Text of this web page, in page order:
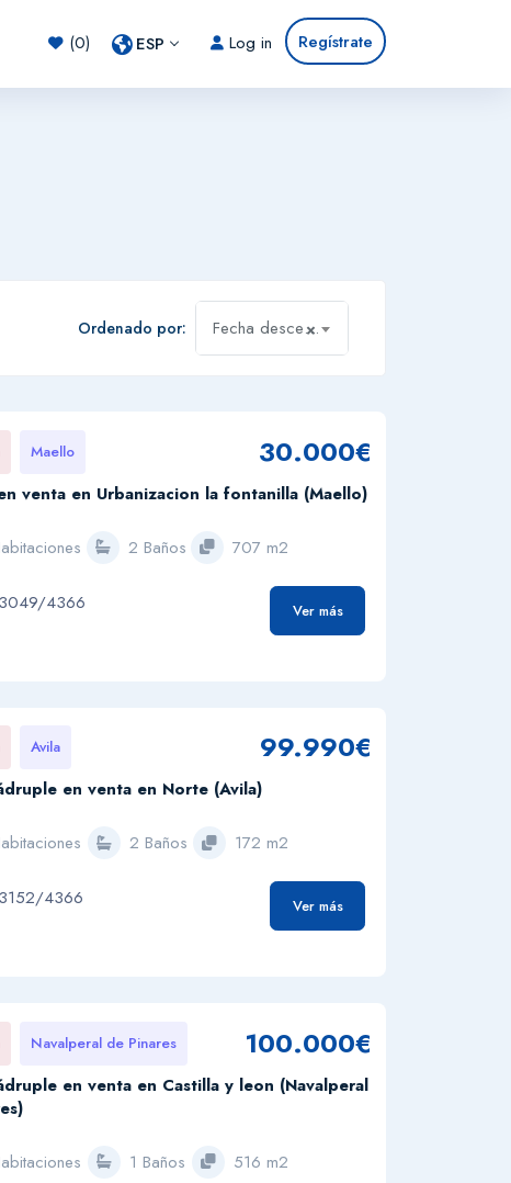
Regístrate
Log in
ESP
(0)
Ordenado por: ×
Fecha descendente
Maello 30.000€
venta en Urbanizacion la fontanilla (Maello)
2 Baños 707 m2
4366 Ver más
Avila 99.990€
en venta en Norte (Avila)
2 Baños 172 m2
4366 Ver más
Navalperal de Pinares 100.000€
en venta en Castilla y leon (Navalperal
1 Baños 516 m2